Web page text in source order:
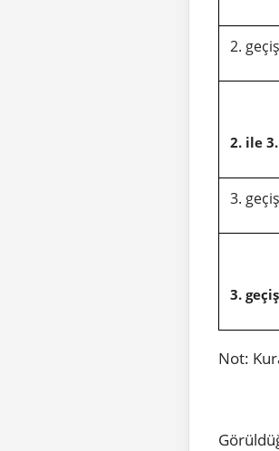
2. geçiş
2. ile
3. geçiş
3.
Not: